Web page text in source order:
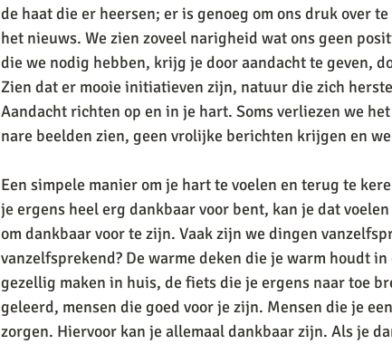
de haat die er heersen; er is genoeg om ons druk over
het nieuws. We zien zoveel narigheid wat ons geen
die we nodig hebben, krijg je door aandacht te geven,
Zien dat er mooie initiatieven zijn, natuur die zich
Aandacht richten op en in je hart. Soms verliezen we
nare beelden zien, geen vrolijke berichten krijgen en
Een simpele manier om je hart te voelen en terug te
je ergens heel erg dankbaar voor bent, kan je dat
om dankbaar voor te zijn. Vaak zijn we dingen
vanzelfsprekend? De warme deken die je warm houdt
gezellig maken in huis, de fiets die je ergens naar toe
geleerd, mensen die goed voor je zijn. Mensen die je
zorgen. Hiervoor kan je allemaal dankbaar zijn. Als je